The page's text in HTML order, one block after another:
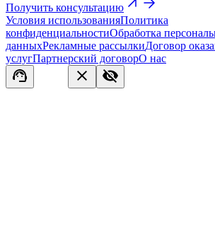
Получить консультацию
Условия использованияПолитика
конфиденциальностиОбработка
данныхРекламные рассылкиДоговор
услугПартнерский договорО нас